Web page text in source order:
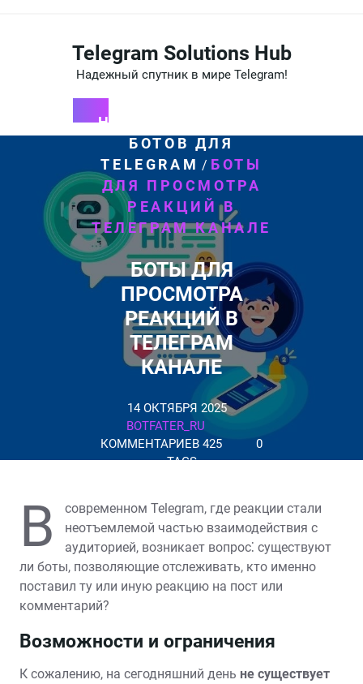
содержимомуTelegram Solutions Hub
Надежный спутник в мире Telegram!
HOME
БОТОВ ДЛЯ
TELEGRAM / БОТЫ
ДЛЯ ПРОСМОТРА
РЕАКЦИЙ В
ТЕЛЕГРАМ КАНАЛЕ
БОТЫ ДЛЯ
ПРОСМОТРА
РЕАКЦИЙ В
ТЕЛЕГРАМ
КАНАЛЕ
14 ОКТЯБРЯ 2025
BOTFATER_RU
КОММЕНТАРИЕВ 425
0
TAGS
В
современном Telegram, где реакции стали
неотъемлемой частью взаимодействия с
аудиторией, возникает вопрос⁚ существуют
ли боты, позволяющие отслеживать, кто именно
поставил ту или иную реакцию на пост или
комментарий?
Возможности и ограничения
К сожалению, на сегодняшний день не существует